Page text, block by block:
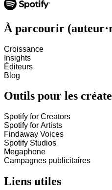
À parcourir
Croissance
Insights
Éditeurs
Blog
Outils pour les
Spotify for Creators
Spotify for Artists
Findaway Voices
Spotify Studios
Megaphone
Campagnes publicitaires
Liens utiles